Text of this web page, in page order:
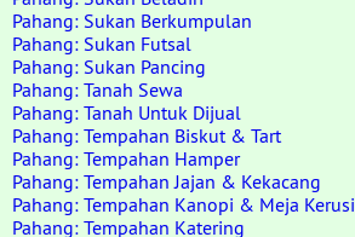
Pahang: Sukan Berkumpulan
Pahang: Sukan Futsal
Pahang: Sukan Pancing
Pahang: Tanah Sewa
Pahang: Tanah Untuk Dijual
Pahang: Tempahan Biskut & Tart
Pahang: Tempahan Hamper
Pahang: Tempahan Jajan & Kekacang
Pahang: Tempahan Kanopi & Meja Kerusi
Pahang: Tempahan Katering